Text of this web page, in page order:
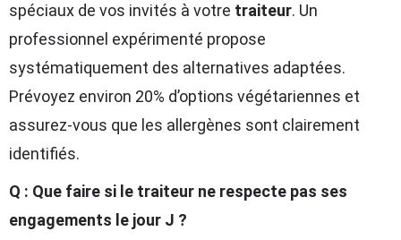
spéciaux de vos invités à votre traiteur. Un
professionnel expérimenté propose
systématiquement des alternatives adaptées.
Prévoyez environ 20% d’options végétariennes et
assurez-vous que les allergènes sont clairement
identifiés.
Q : Que faire si le traiteur ne respecte pas ses
engagements le jour J ?